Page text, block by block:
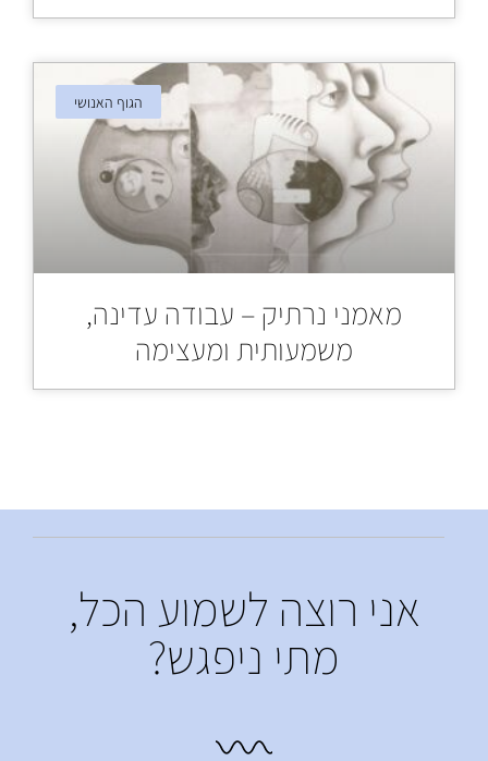
הגוף האנושי
מאמני נרתיק – עבודה עדינה,
משמעותית ומעצימה
אני רוצה לשמוע הכל,
מתי ניפגש?